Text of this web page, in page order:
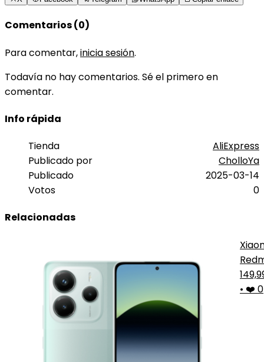
Comentarios (0)
Para comentar,inicia sesión.
Todavía no hay comentarios. Sé el primero en
comentar.
Info rápida
Tienda
AliExpress
Publicado por
CholloYa
Publicado
2025-03-14
Votos
0
Relacionadas
Note
5G
• ❤️ 0